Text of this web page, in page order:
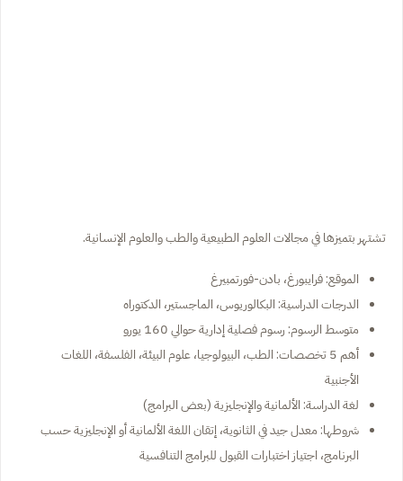
تشتهر بتميزها في مجالات العلوم الطبيعية والطب والعلوم الإنسانية.
الموقع: فرايبورغ، بادن-فورتمبيرغ
الدرجات الدراسية: البكالوريوس، الماجستير، الدكتوراه
متوسط الرسوم: رسوم فصلية إدارية حوالي 160 يورو
أهم 5 تخصصات: الطب، البيولوجيا، علوم البيئة، الفلسفة، اللغات
الأجنبية
لغة الدراسة: الألمانية والإنجليزية (بعض البرامج)
شروطها: معدل جيد في الثانوية، إتقان اللغة الألمانية أو الإنجليزية حسب
البرنامج، اجتياز اختبارات القبول للبرامج التنافسية